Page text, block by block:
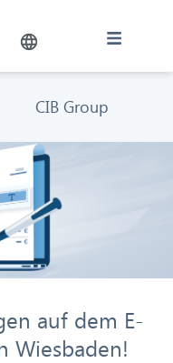
CIB Group
auf dem E-
Wiesbaden!